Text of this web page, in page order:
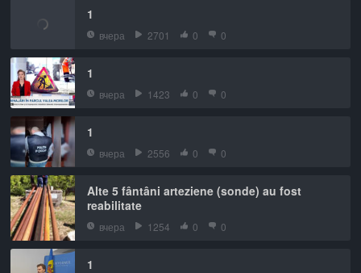
1
вчера 2701 0 0
1
вчера 1423 0 0
1
вчера 2556 0 0
Alte 5 fântâni arteziene (sonde) au fost
reabilitate
вчера 1254 0 0
1